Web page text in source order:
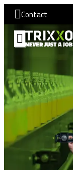
Contact